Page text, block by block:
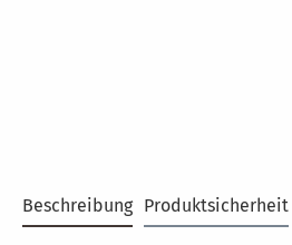
Beschreibung Produktsicherheit